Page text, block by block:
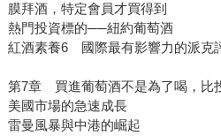
膜拜酒，特定會員才買得到
熱門投資標的──紐約葡萄酒
紅酒素養6 國際最有影響力的派克
第7章 買進葡萄酒不是為了喝，比
美國市場的急速成長
雷曼風暴與中港的崛起